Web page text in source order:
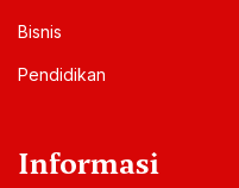
Bisnis
Pendidikan
Informasi